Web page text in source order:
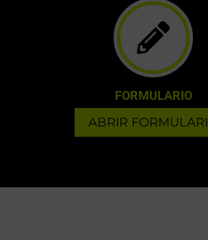
FORMULARIO
ABRIR